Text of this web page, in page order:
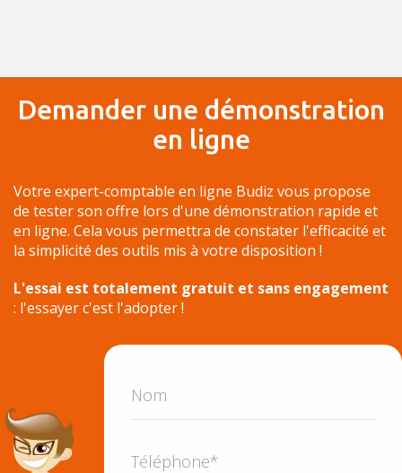
Demander une démonstration
en ligne
Votre expert-comptable en ligne Budiz vous propose
de tester son offre lors d'une démonstration rapide et
en ligne. Cela vous permettra de constater l'efficacité et
la simplicité des outils mis à votre disposition !
L'essai est totalement gratuit et sans engagement
: l'essayer c'est l'adopter !